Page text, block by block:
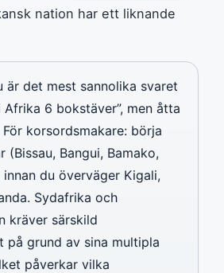
nation har ett liknande
är det mest sannolika svaret
Afrika 6 bokstäver”, men åtta
korsordsmakare: börja
(Bissau, Bangui, Bamako,
innan du överväger Kigali,
Sydafrika och
kräver särskild
på grund av sina multipla
påverkar vilka